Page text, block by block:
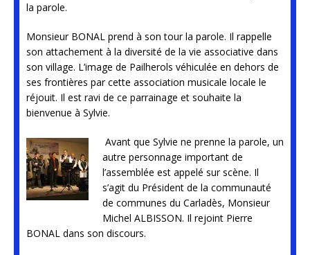
la parole.
Monsieur BONAL prend à son tour la parole. Il rappelle
son attachement à la diversité de la vie associative dans
son village. L’image de Pailherols véhiculée en dehors de
ses frontières par cette association musicale locale le
réjouit. Il est ravi de ce parrainage et souhaite la
bienvenue à Sylvie.
Avant que Sylvie ne prenne la parole, un
autre personnage important de
l’assemblée est appelé sur scène. Il
s’agit du Président de la communauté
de communes du Carladès, Monsieur
Michel ALBISSON. Il rejoint Pierre
BONAL dans son discours.